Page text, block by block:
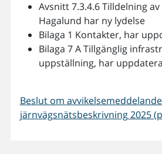
Avsnitt 7.3.4.6 Tilldelning
Hagalund har ny lydelse
Bilaga 1 Kontakter, har
Bilaga 7 A Tillgänglig
uppställning, har
Beslut om
järnvägsnätsbeskrivning 2025